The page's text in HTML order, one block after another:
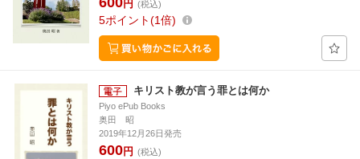
円 (税込)
5ポイント 1倍
キリスト教が言う罪とは何か
Piyo ePub Books
奥田 昭
2019年12月26日発売
600円 (税込)